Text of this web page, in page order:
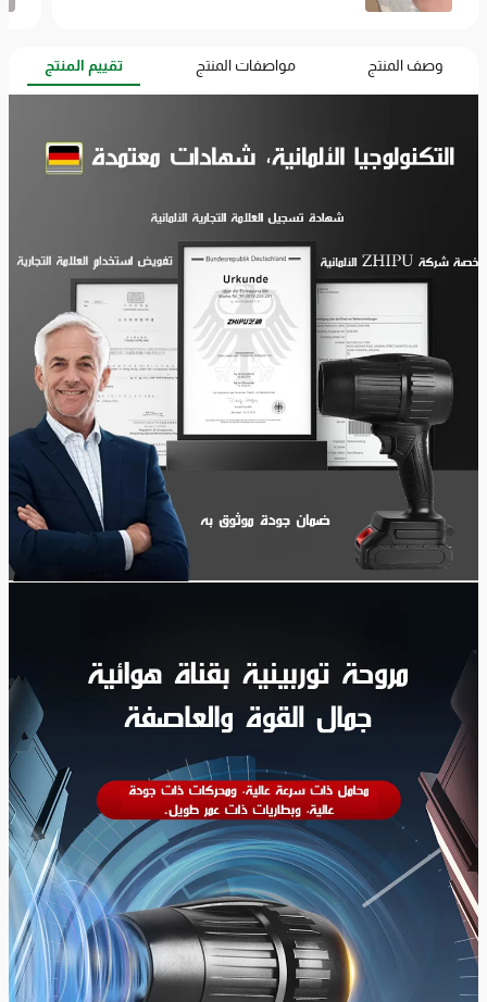
وصف المنتج مواصفات المنتج تقييم المنتج